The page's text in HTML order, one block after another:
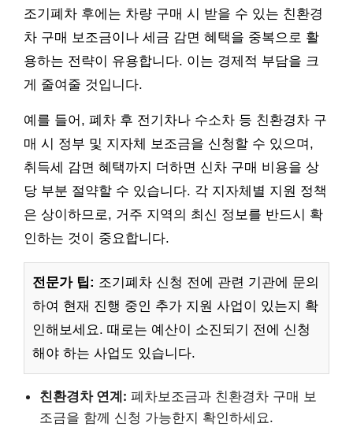
조기폐차 후에는 차량 구매 시 받을 수 있는 친환경
차 구매 보조금이나 세금 감면 혜택을 중복으로 활
용하는 전략이 유용합니다. 이는 경제적 부담을 크
게 줄여줄 것입니다.
예를 들어, 폐차 후 전기차나 수소차 등 친환경차 구
매 시 정부 및 지자체 보조금을 신청할 수 있으며,
취득세 감면 혜택까지 더하면 신차 구매 비용을 상
당 부분 절약할 수 있습니다. 각 지자체별 지원 정책
은 상이하므로, 거주 지역의 최신 정보를 반드시 확
인하는 것이 중요합니다.
전문가 팁: 조기폐차 신청 전에 관련 기관에 문의
하여 현재 진행 중인 추가 지원 사업이 있는지 확
인해보세요. 때로는 예산이 소진되기 전에 신청
해야 하는 사업도 있습니다.
친환경차 연계: 폐차보조금과 친환경차 구매 보
조금을 함께 신청 가능한지 확인하세요.